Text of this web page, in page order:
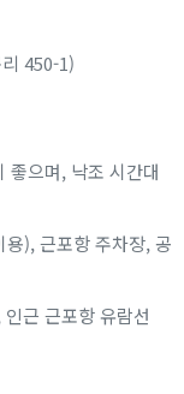
450-1)
좋으며, 낙조 시간대
), 근포항 주차장, 공
근 근포항 유람선